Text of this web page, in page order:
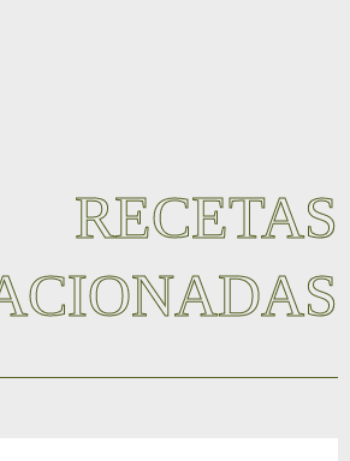
RECETAS